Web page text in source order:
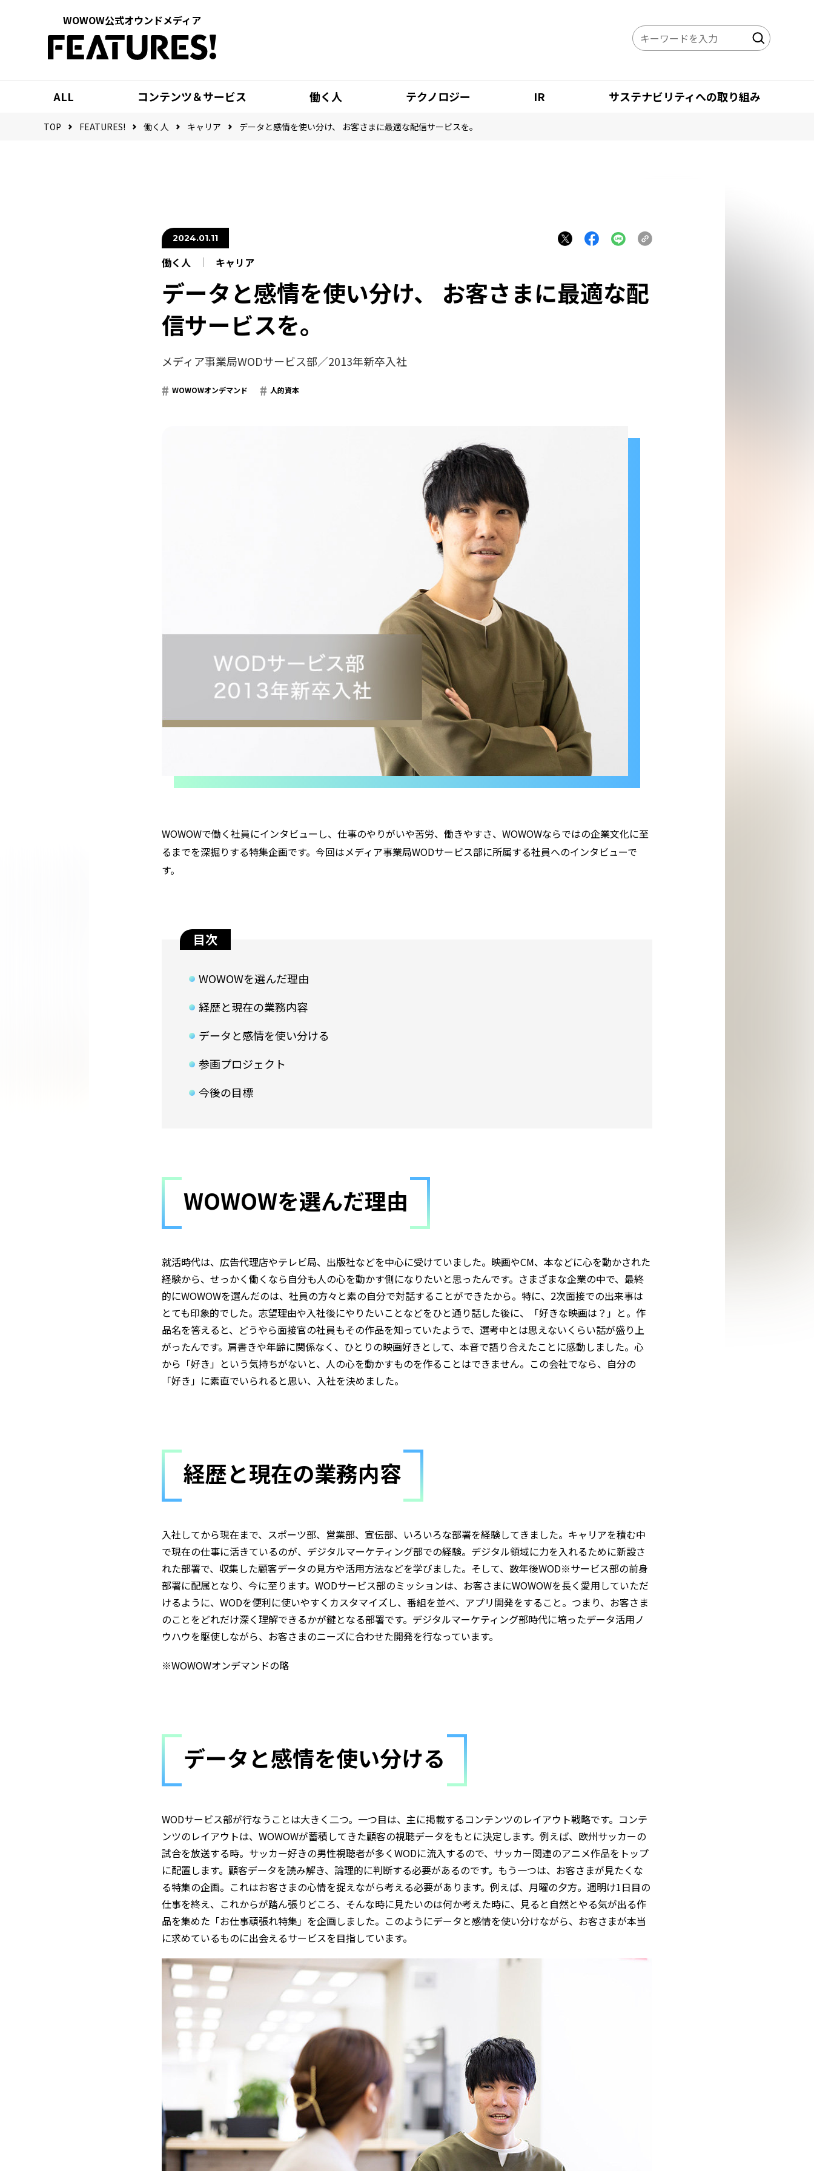
WOWOW公式オウンドメディア
ALL コンテンツ＆サービス 働く人 テクノロジー IR サステナビリティへの取り組み
TOP FEATURES! 働く人 キャリア データと感情を使い分け、 お客さまに最適な配信サービスを。
2024.01.11
働く人 キャリア
データと感情を使い分け、 お客さまに最適な配
信サービスを。
メディア事業局WODサービス部／2013年新卒入社
WOWOWオンデマンド 人的資本
WOWOWで働く社員にインタビューし、仕事のやりがいや苦労、働きやすさ、WOWOWならではの企業文化に至
るまでを深掘りする特集企画です。今回はメディア事業局WODサービス部に所属する社員へのインタビューで
す。
目次
WOWOWを選んだ理由
経歴と現在の業務内容
データと感情を使い分ける
参画プロジェクト
今後の目標
WOWOWを選んだ理由
就活時代は、広告代理店やテレビ局、出版社などを中心に受けていました。映画やCM、本などに心を動かされた
経験から、せっかく働くなら自分も人の心を動かす側になりたいと思ったんです。さまざまな企業の中で、最終
的にWOWOWを選んだのは、社員の方々と素の自分で対話することができたから。特に、2次面接での出来事は
とても印象的でした。志望理由や入社後にやりたいことなどをひと通り話した後に、「好きな映画は？」と。作
品名を答えると、どうやら面接官の社員もその作品を知っていたようで、選考中とは思えないくらい話が盛り上
がったんです。肩書きや年齢に関係なく、ひとりの映画好きとして、本音で語り合えたことに感動しました。心
から「好き」という気持ちがないと、人の心を動かすものを作ることはできません。この会社でなら、自分の
「好き」に素直でいられると思い、入社を決めました。
経歴と現在の業務内容
入社してから現在まで、スポーツ部、営業部、宣伝部、いろいろな部署を経験してきました。キャリアを積む中
で現在の仕事に活きているのが、デジタルマーケティング部での経験。デジタル領域に力を入れるために新設さ
れた部署で、収集した顧客データの見方や活用方法などを学びました。そして、数年後WOD※サービス部の前身
部署に配属となり、今に至ります。WODサービス部のミッションは、お客さまにWOWOWを長く愛用していただ
けるように、WODを便利に使いやすくカスタマイズし、番組を並べ、アプリ開発をすること。つまり、お客さま
のことをどれだけ深く理解できるかが鍵となる部署です。デジタルマーケティング部時代に培ったデータ活用ノ
ウハウを駆使しながら、お客さまのニーズに合わせた開発を行なっています。
※WOWOWオンデマンドの略
データと感情を使い分ける
WODサービス部が行なうことは大きく二つ。一つ目は、主に掲載するコンテンツのレイアウト戦略です。コンテ
ンツのレイアウトは、WOWOWが蓄積してきた顧客の視聴データをもとに決定します。例えば、欧州サッカーの
試合を放送する時。サッカー好きの男性視聴者が多くWODに流入するので、サッカー関連のアニメ作品をトップ
に配置します。顧客データを読み解き、論理的に判断する必要があるのです。もう一つは、お客さまが見たくな
る特集の企画。これはお客さまの心情を捉えながら考える必要があります。例えば、月曜の夕方。週明け1日目の
仕事を終え、これからが踏ん張りどころ、そんな時に見たいのは何か考えた時に、見ると自然とやる気が出る作
品を集めた「お仕事頑張れ特集」を企画しました。このようにデータと感情を使い分けながら、お客さまが本当
に求めているものに出会えるサービスを目指しています。